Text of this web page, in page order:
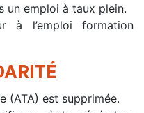
un emploi à taux plein.
à l’emploi formation
(ATA) est supprimée.